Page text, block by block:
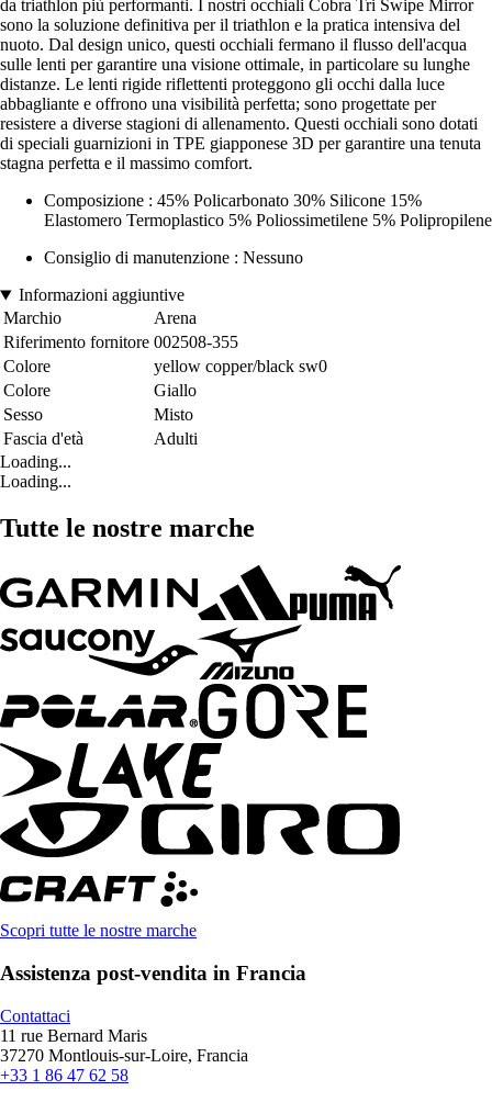
da triathlon più performanti. I nostri occhiali Cobra Tri Swipe Mirror
sono la soluzione definitiva per il triathlon e la pratica intensiva del
nuoto. Dal design unico, questi occhiali fermano il flusso dell'acqua
sulle lenti per garantire una visione ottimale, in particolare su lunghe
distanze. Le lenti rigide riflettenti proteggono gli occhi dalla luce
abbagliante e offrono una visibilità perfetta; sono progettate per
resistere a diverse stagioni di allenamento. Questi occhiali sono dotati
di speciali guarnizioni in TPE giapponese 3D per garantire una tenuta
stagna perfetta e il massimo comfort.
Composizione : 45% Policarbonato 30% Silicone 15%
Elastomero Termoplastico 5% Poliossimetilene 5% Polipropilene
Consiglio di manutenzione : Nessuno
Informazioni aggiuntive
Marchio
Arena
Riferimento fornitore 002508-355
Colore
yellow copper/black sw0
Colore
Giallo
Sesso
Misto
Fascia d'età
Adulti
Loading...
Loading...
Tutte le nostre marche
Scopri tutte le nostre marche
Assistenza post-vendita in Francia
Contattaci
11 rue Bernard Maris
37270 Montlouis-sur-Loire, Francia
+33 1 86 47 62 58